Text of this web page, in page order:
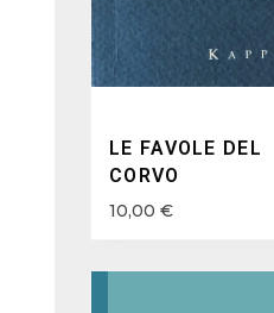
LE FAVOLE DEL
CORVO
10,00 €